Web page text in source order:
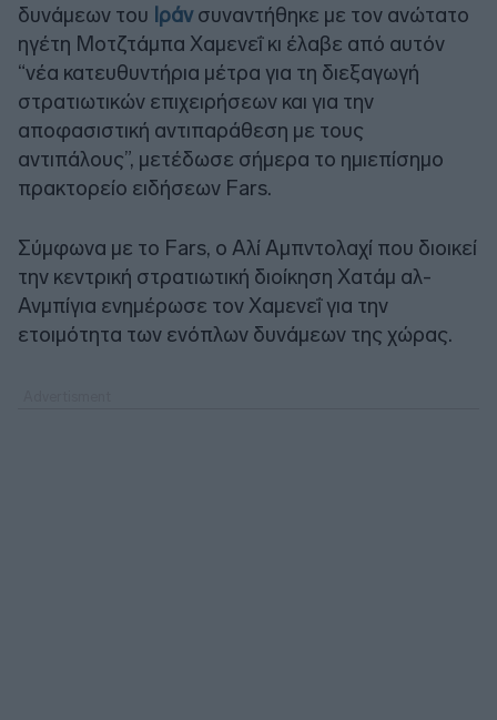
δυνάμεων του Ιράνσυναντήθηκε με τον ανώτατο
ηγέτη Μοτζτάμπα Χαμενεΐ κι έλαβε από αυτόν
“νέα κατευθυντήρια μέτρα για τη διεξαγωγή
στρατιωτικών επιχειρήσεων και για την
αποφασιστική αντιπαράθεση με τους
αντιπάλους”, μετέδωσε σήμερα το ημιεπίσημο
πρακτορείο ειδήσεων Fars.
Σύμφωνα με το Fars, ο Αλί Αμπντολαχί που διοικεί
την κεντρική στρατιωτική διοίκηση Χατάμ αλ-
Ανμπίγια ενημέρωσε τον Χαμενεΐ για την
ετοιμότητα των ενόπλων δυνάμεων της χώρας.